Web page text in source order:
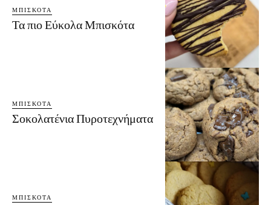
ΜΠΙΣΚΌΤΑ
Τα πιο Εύκολα Μπισκότα
ΜΠΙΣΚΌΤΑ
Σοκολατένια Πυροτεχνήματα
ΜΠΙΣΚΌΤΑ